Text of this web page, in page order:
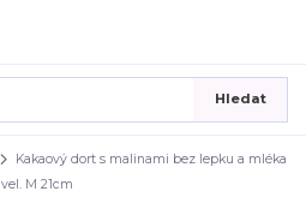
Hledat
Kakaový dort s malinami bez lepku a mléka
vel. M 21cm